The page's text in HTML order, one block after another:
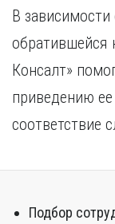
В
обратившейся
Консалт»
приведению
соответствие
Подбор